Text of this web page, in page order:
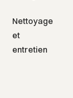
Nettoyage
et
entretien